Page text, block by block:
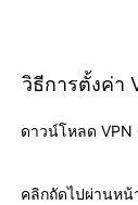
วิธีการตั้งค่า
ดาวน์โหลด VPN
คลิกถัดไปผ่านหน้